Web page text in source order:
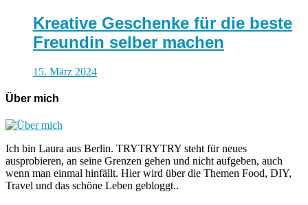
Kreative Geschenke für die beste
Freundin selber machen
15. März 2024
Über mich
Ich bin Laura aus Berlin. TRYTRYTRY steht für neues
ausprobieren, an seine Grenzen gehen und nicht aufgeben, auch
wenn man einmal hinfällt. Hier wird über die Themen Food, DIY,
Travel und das schöne Leben gebloggt..